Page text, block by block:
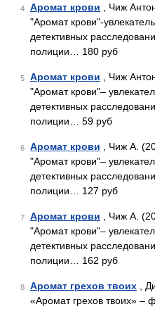
4 Аромат крови , Чиж
"Аромат крови"-
детективных
полиции… 180 руб
5 Аромат крови , Чиж
"Аромат крови"–
детективных
полиции… 59 руб
6 Аромат крови , Чиж А.
"Аромат крови"–
детективных
полиции… 127 руб
7 Аромат крови , Чиж А.
"Аромат крови"–
детективных
полиции… 162 руб
8 Аромат грехов твоих ,
«Аромат грехов твоих» –